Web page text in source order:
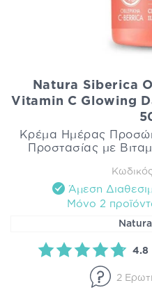
Natura Siberica
Vitamin C Glowing
Κρέμα Ημέρας
Προστασίας με
Κωδικός
Άμεση
Mόνο 2
4.8
2